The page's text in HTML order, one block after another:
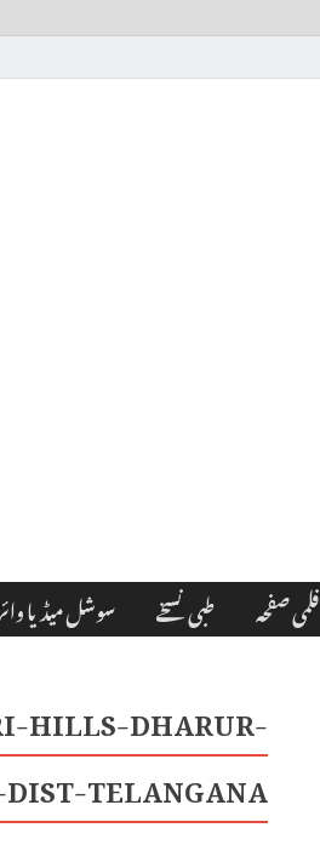
فلمی صفحہ طبی نسخے سوشل میڈیا
HILLS-DHARUR-
TELANGANA